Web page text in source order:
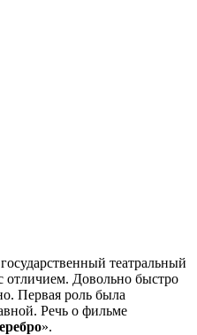
театральный
отличием. Довольно быстро
Первая роль была
Речь о фильме
».